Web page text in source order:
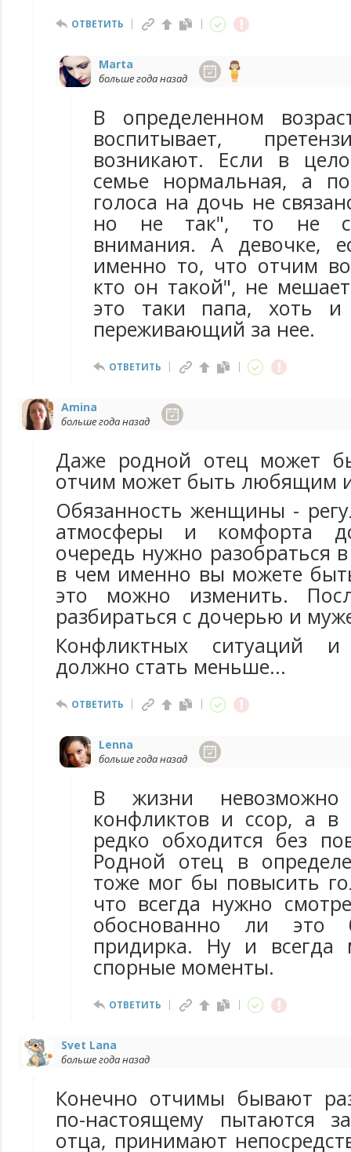
ОТВЕТИТЬ
Marta
больше года назад
В определенном
воспитывает,
возникают. Если в
семье нормальная, а
голоса на дочь не
но не так", то не
внимания. А девочке,
именно то, что отчим
кто он такой", не
это таки папа, хоть
переживающий за нее.
ОТВЕТИТЬ
Amina
больше года назад
Даже родной отец может
отчим может быть любящим
Обязанность женщины -
атмосферы и комфорта
очередь нужно разобраться
в чем именно вы можете
это можно изменить.
разбираться с дочерью и
Конфликтных ситуаций и
должно стать меньше...
ОТВЕТИТЬ
Lenna
больше года назад
В жизни невозможно
конфликтов и ссор, а в
редко обходится без
Родной отец в
тоже мог бы повысить
что всегда нужно
обоснованно ли
придирка. Ну и всегда
спорные моменты.
ОТВЕТИТЬ
Svet Lana
больше года назад
Конечно отчимы бывают
по-настоящему пытаются
отца, принимают